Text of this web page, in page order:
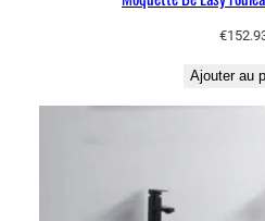
€
Ajouter au